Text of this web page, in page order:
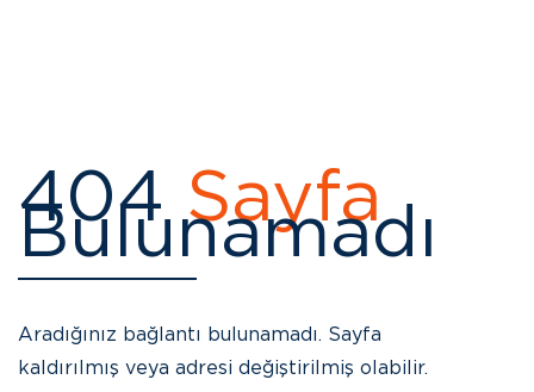
404 Sayfa
Bulunamadı
Aradığınız bağlantı bulunamadı. Sayfa
kaldırılmış veya adresi değiştirilmiş olabilir.